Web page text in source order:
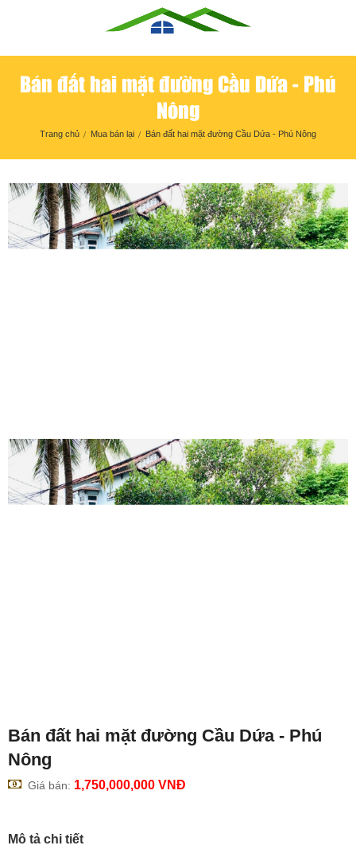
Bán đất hai mặt đường Cầu Dứa - Phú
Nông
Trang chủ Mua bán lại Bán đất hai mặt đường Cầu Dứa - Phú Nông
Bán đất hai mặt đường Cầu Dứa - Phú
Nông
Giá bán: 1,750,000,000 VNĐ
Mô tả chi tiết